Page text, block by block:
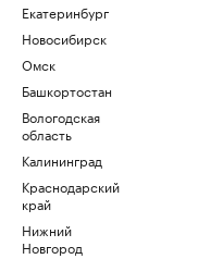
Екатеринбург
Новосибирск
Омск
Башкортостан
Вологодская
область
Калининград
Краснодарский
край
Нижний
Новгород